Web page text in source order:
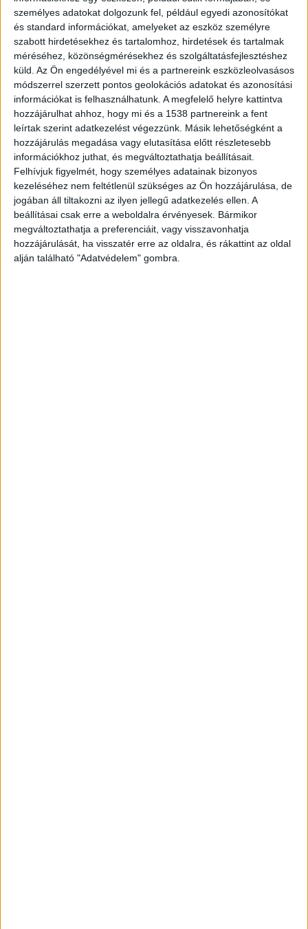
személyes adatokat dolgozunk fel, például egyedi azonosítókat
és standard információkat, amelyeket az eszköz személyre
szabott hirdetésekhez és tartalomhoz, hirdetések és tartalmak
méréséhez, közönségmérésekhez és szolgáltatásfejlesztéshez
küld. Az Ön engedélyével mi és a partnereink eszközleolvasásos
módszerrel szerzett pontos geolokációs adatokat és azonosítási
információkat is felhasználhatunk. A megfelelő helyre kattintva
hozzájárulhat ahhoz, hogy mi és a 1538 partnereink a fent
leírtak szerint adatkezelést végezzünk. Másik lehetőségként a
hozzájárulás megadása vagy elutasítása előtt részletesebb
információkhoz juthat, és megváltoztathatja beállításait.
Felhívjuk figyelmét, hogy személyes adatainak bizonyos
kezeléséhez nem feltétlenül szükséges az Ön hozzájárulása, de
jogában áll tiltakozni az ilyen jellegű adatkezelés ellen. A
beállításai csak erre a weboldalra érvényesek. Bármikor
megváltoztathatja a preferenciáit, vagy visszavonhatja
hozzájárulását, ha visszatér erre az oldalra, és rákattint az oldal
alján található "Adatvédelem" gombra.
Kimaradnak az elővárosi járatok
Baleset miatt a győri fővonalon hosszabb
menetidőre, rövidebb útvonalon közlekedő és
kimaradó elővárosi járatokra is lehet számítani a
délutáni, kora esti órákban. Szárliget és
Tatabánya között a helyszínelés végéig csak egy
vágányon közlekedhetnek a vonatok.A Kékvillogó
legfrissebb híreit ide kattintva éred el! A
Facebookon már 342 ezernél is többen követnek